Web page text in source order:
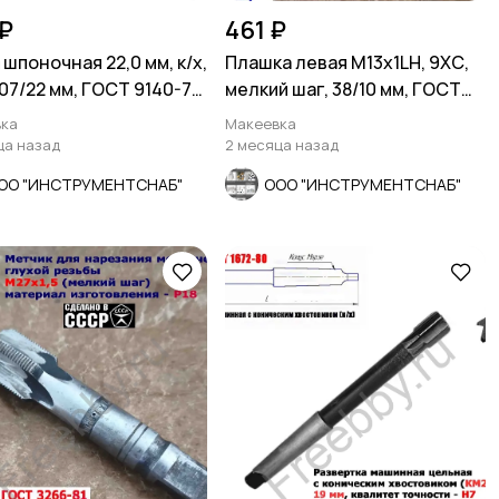
22,0 мм, к/х,
22 мм, ГОСТ 9140-78
назад
"ИНСТРУМЕНТСНАБ"
461 ₽
Плашка левая М13х1LH, 9ХС,
мелкий шаг, 38/10 мм, ГОСТ
7740-71
Макеевка
2 месяца назад
ООО "ИНСТРУМЕНТСНАБ"